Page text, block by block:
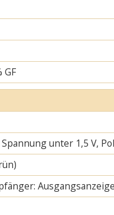
GF
unter 1,5 V,